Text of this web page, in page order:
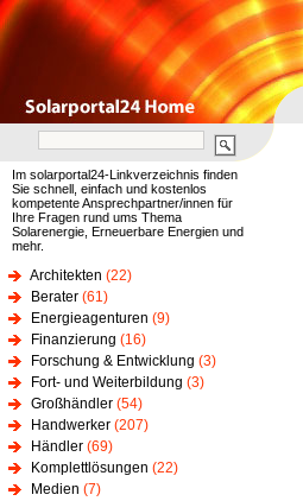
Im solarportal24-Linkverzeichnis finden
Sie schnell, einfach und kostenlos
kompetente Ansprechpartner/innen für
Ihre Fragen rund ums Thema
Solarenergie, Erneuerbare Energien und
mehr.
Architekten (22)
Berater (61)
Energieagenturen (9)
Finanzierung (16)
Forschung & Entwicklung (3)
Fort- und Weiterbildung (3)
Großhändler (54)
Handwerker (207)
Händler (69)
Komplettlösungen (22)
Medien (7)